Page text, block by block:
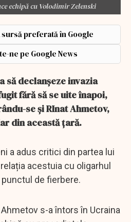
echipă cu Volodimir Zelenski
sursă preferată în Google
ne pe Google News
să declanșeze invazia
fără să se uite înapoi,
se și RInat Ahmetov,
din această țară.
a adus critici din partea lui
acestuia cu oligarhul
de fierbere.
s-a întors în Ucraina